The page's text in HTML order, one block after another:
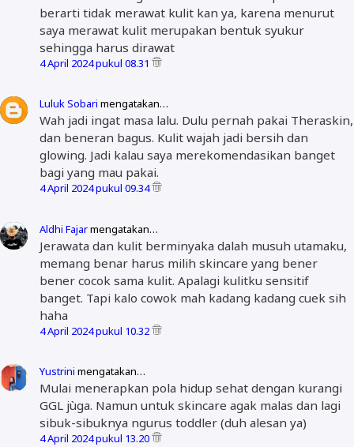
berarti tidak merawat kulit kan ya, karena menurut
saya merawat kulit merupakan bentuk syukur
sehingga harus dirawat
4 April 2024 pukul 08.31
Luluk Sobari mengatakan…
Wah jadi ingat masa lalu. Dulu pernah pakai Theraskin,
dan beneran bagus. Kulit wajah jadi bersih dan
glowing. Jadi kalau saya merekomendasikan banget
bagi yang mau pakai.
4 April 2024 pukul 09.34
Aldhi Fajarmengatakan…
Jerawata dan kulit berminyaka dalah musuh utamaku,
memang benar harus milih skincare yang bener
bener cocok sama kulit. Apalagi kulitku sensitif
banget. Tapi kalo cowok mah kadang kadang cuek sih
haha
4 April 2024 pukul 10.32
Yustrini mengatakan…
Mulai menerapkan pola hidup sehat dengan kurangi
GGL jùga. Namun untuk skincare agak malas dan lagi
sibuk-sibuknya ngurus toddler (duh alesan ya)
4 April 2024 pukul 13.20